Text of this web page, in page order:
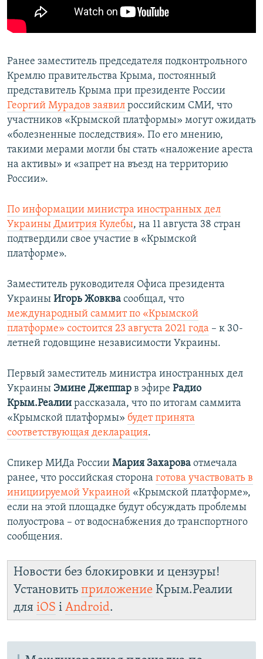
Ранее заместитель председателя подконтрольного
Кремлю правительства Крыма, постоянный
представитель Крыма при президенте России
Георгий Мурадов заявил российским СМИ, что
участников «Крымской платформы» могут ожидать
«болезненные последствия». По его мнению,
такими мерами могли бы стать «наложение ареста
на активы» и «запрет на въезд на территорию
России».
По информации министра иностранных дел
Украины Дмитрия Кулебы, на 11 августа 38 стран
подтвердили свое участие в «Крымской
платформе».
Заместитель руководителя Офиса президента
Украины Игорь Жовква сообщал, что
международный саммит по «Крымской
платформе» состоится 23 августа 2021 года – к 30-
летней годовщине независимости Украины.
Первый заместитель министра иностранных дел
Украины Эмине Джеппар в эфире Радио
Крым.Реалии рассказала, что по итогам саммита
«Крымской платформы» будет принята
соответствующая декларация.
Спикер МИДа России Мария Захарова отмечала
ранее, что российская сторона готова участвовать в
инициируемой Украиной «Крымской платформе»,
если на этой площадке будут обсуждать проблемы
полуострова – от водоснабжения до транспортного
сообщения.
Новости без блокировки и цензуры!
Установить приложение Крым.Реалии
для iOS і Android.